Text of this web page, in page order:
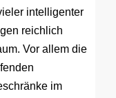
intelligenter
reichlich
Vor allem die
im